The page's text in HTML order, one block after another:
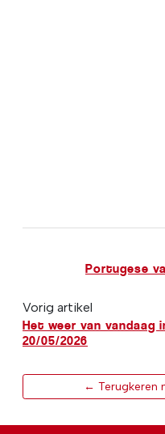
Portugese
Vorig artikel
Het weer van vandaag
20/05/2026
← Terugkeren